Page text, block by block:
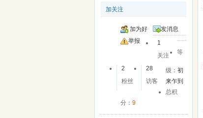
加关注
加为好
友
发消息
举报
1
关注
2
粉丝
28
访客
等
级：初
来乍到
总积
分： 9